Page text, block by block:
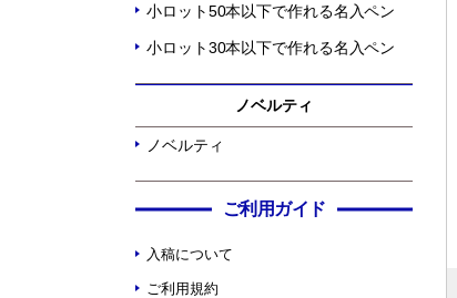
小ロット50本以下で作れる名入ペン
小ロット30本以下で作れる名入ペン
ノベルティ
ノベルティ
ご利用ガイド
入稿について
ご利用規約